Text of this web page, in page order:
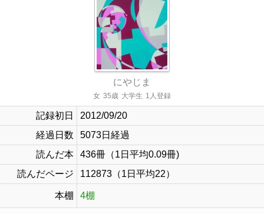
にやじま
女 35歳 大学生 1人登録
記録初日
2012/09/20
経過日数
5073日経過
読んだ本
436冊（1日平均0.09冊)
読んだページ
112873（1日平均22）
本棚 4棚